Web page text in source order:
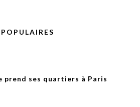
prend ses quartiers à Paris